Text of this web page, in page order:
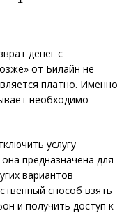
денег с
от Билайн не
платно. Именно
необходимо
услугу
предназначена для
вариантов
способ взять
и получить доступ к